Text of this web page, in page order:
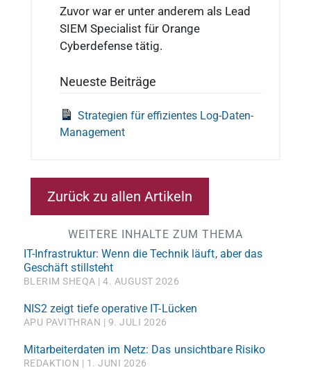
Zuvor war er unter anderem als Lead
SIEM Specialist für Orange
Cyberdefense tätig.
Neueste Beiträge
Strategien für effizientes Log-Daten-
Management
Zurück zu allen Artikeln
WEITERE INHALTE ZUM THEMA
IT-Infrastruktur: Wenn die Technik läuft, aber das
Geschäft stillsteht
BLERIM SHEQA 4. AUGUST 2026
NIS2 zeigt tiefe operative IT-Lücken
APU PAVITHRAN 9. JULI 2026
Mitarbeiterdaten im Netz: Das unsichtbare Risiko
REDAKTION 1. JUNI 2026